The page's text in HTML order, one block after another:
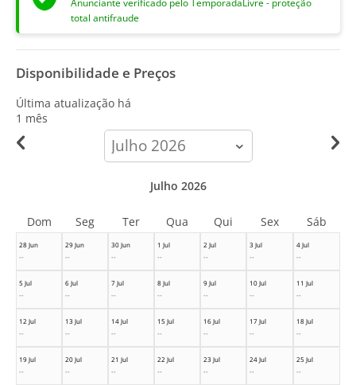
Anunciante verificado pelo TemporadaLivre - proteção
total antifraude
Disponibilidade e Preços
Última atualização há
1 mês
calendar-
month
28 Jun
--
29 Jun
--
30 Jun
--
1 Jul
--
2 Jul
--
3 Jul
--
4 Jul
--
5 Jul
--
6 Jul
--
7 Jul
--
8 Jul
--
9 Jul
--
10 Jul
--
11 Jul
--
12 Jul
--
13 Jul
--
14 Jul
--
15 Jul
--
16 Jul
--
17 Jul
--
18 Jul
--
19 Jul
--
20 Jul
--
21 Jul
--
22 Jul
--
23 Jul
--
24 Jul
--
25 Jul
--
Julho 2026
Dom Seg Ter Qua Qui Sex Sáb